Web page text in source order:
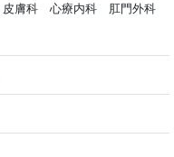
膚科 心療内科 肛門外科